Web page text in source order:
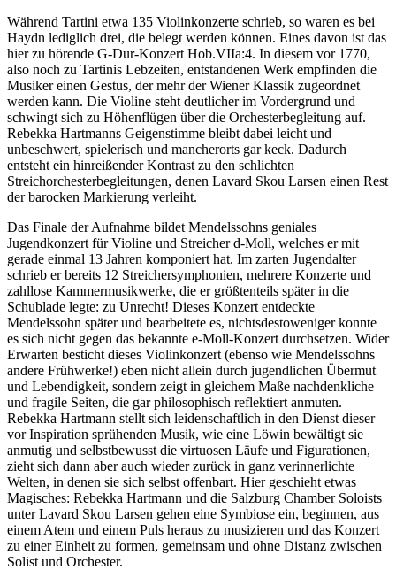
Während Tartini etwa 135 Violinkonzerte schrieb, so waren es bei
Haydn lediglich drei, die belegt werden können. Eines davon ist das
hier zu hörende G-Dur-Konzert Hob.VIIa:4. In diesem vor 1770,
also noch zu Tartinis Lebzeiten, entstandenen Werk empfinden die
Musiker einen Gestus, der mehr der Wiener Klassik zugeordnet
werden kann. Die Violine steht deutlicher im Vordergrund und
schwingt sich zu Höhenflügen über die Orchesterbegleitung auf.
Rebekka Hartmanns Geigenstimme bleibt dabei leicht und
unbeschwert, spielerisch und mancherorts gar keck. Dadurch
entsteht ein hinreißender Kontrast zu den schlichten
Streichorchesterbegleitungen, denen Lavard Skou Larsen einen Rest
der barocken Markierung verleiht.
Das Finale der Aufnahme bildet Mendelssohns geniales
Jugendkonzert für Violine und Streicher d-Moll, welches er mit
gerade einmal 13 Jahren komponiert hat. Im zarten Jugendalter
schrieb er bereits 12 Streichersymphonien, mehrere Konzerte und
zahllose Kammermusikwerke, die er größtenteils später in die
Schublade legte: zu Unrecht! Dieses Konzert entdeckte
Mendelssohn später und bearbeitete es, nichtsdestoweniger konnte
es sich nicht gegen das bekannte e-Moll-Konzert durchsetzen. Wider
Erwarten besticht dieses Violinkonzert (ebenso wie Mendelssohns
andere Frühwerke!) eben nicht allein durch jugendlichen Übermut
und Lebendigkeit, sondern zeigt in gleichem Maße nachdenkliche
und fragile Seiten, die gar philosophisch reflektiert anmuten.
Rebekka Hartmann stellt sich leidenschaftlich in den Dienst dieser
vor Inspiration sprühenden Musik, wie eine Löwin bewältigt sie
anmutig und selbstbewusst die virtuosen Läufe und Figurationen,
zieht sich dann aber auch wieder zurück in ganz verinnerlichte
Welten, in denen sie sich selbst offenbart. Hier geschieht etwas
Magisches: Rebekka Hartmann und die Salzburg Chamber Soloists
unter Lavard Skou Larsen gehen eine Symbiose ein, beginnen, aus
einem Atem und einem Puls heraus zu musizieren und das Konzert
zu einer Einheit zu formen, gemeinsam und ohne Distanz zwischen
Solist und Orchester.